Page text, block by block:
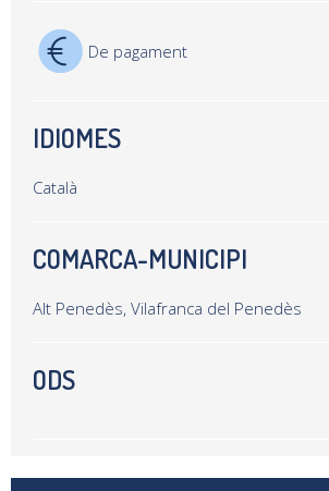
De pagament
IDIOMES
Català
COMARCA-MUNICIPI
Alt Penedès, Vilafranca del Penedès
ODS